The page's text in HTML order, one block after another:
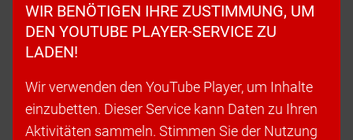
WIR BENÖTIGEN IHRE ZUSTIMMUNG, UM
DEN YOUTUBE PLAYER-SERVICE ZU
LADEN!
Wir verwenden den YouTube Player, um Inhalte
einzubetten. Dieser Service kann Daten zu Ihren
Aktivitäten sammeln. Stimmen Sie der Nutzung